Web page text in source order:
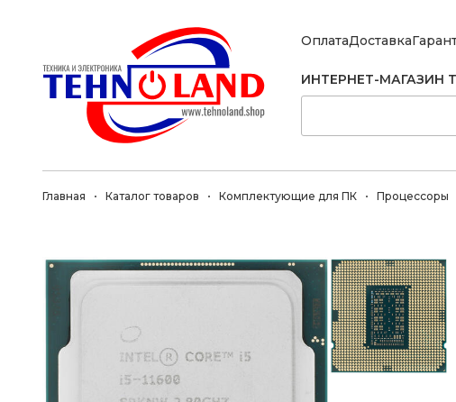
ОплатаДоставка
ИНТЕРНЕТ-МАГАЗИН
Главная Каталог товаров Комплектующие для ПК Процессоры